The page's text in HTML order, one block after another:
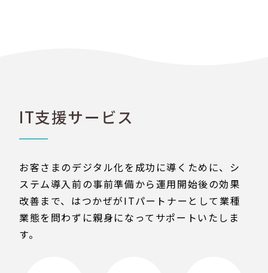
IT支援サービス
お客さまのデジタル化を成功に導くために、シ
ステム導入前の事前準備から運用開始後の効果
改善まで、はつかぜがITパートナーとして業種
業態を問わずに親身になってサポートいたしま
す。